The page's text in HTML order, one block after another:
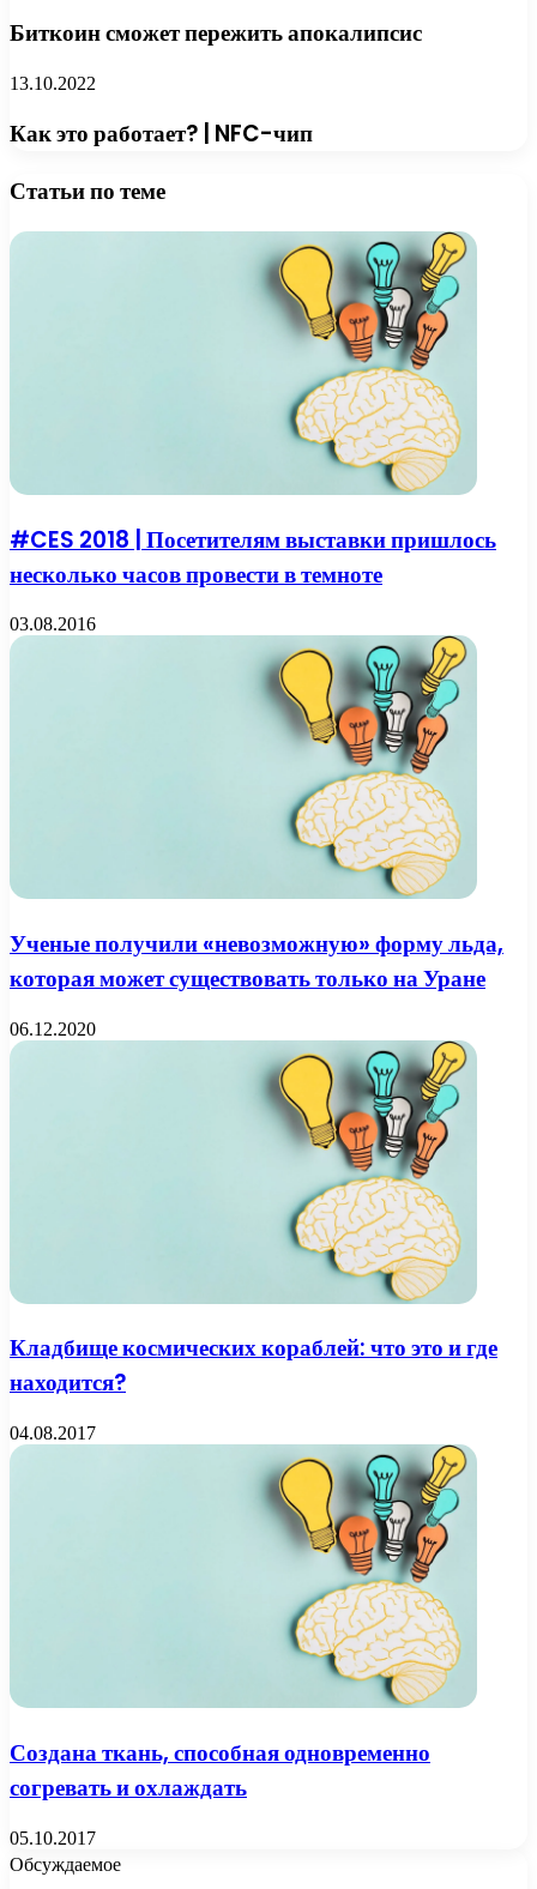
Биткоин сможет пережить апокалипсис
13.10.2022
Как это работает? | NFC-чип
Статьи по теме
#CES 2018 | Посетителям выставки пришлось
несколько часов провести в темноте
03.08.2016
Ученые получили «невозможную» форму льда,
которая может существовать только на Уране
06.12.2020
Кладбище космических кораблей: что это и где
находится?
04.08.2017
Создана ткань, способная одновременно
согревать и охлаждать
05.10.2017
Обсуждаемое